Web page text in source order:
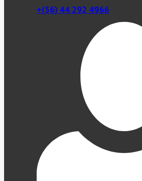
+(56) 44 292 4966